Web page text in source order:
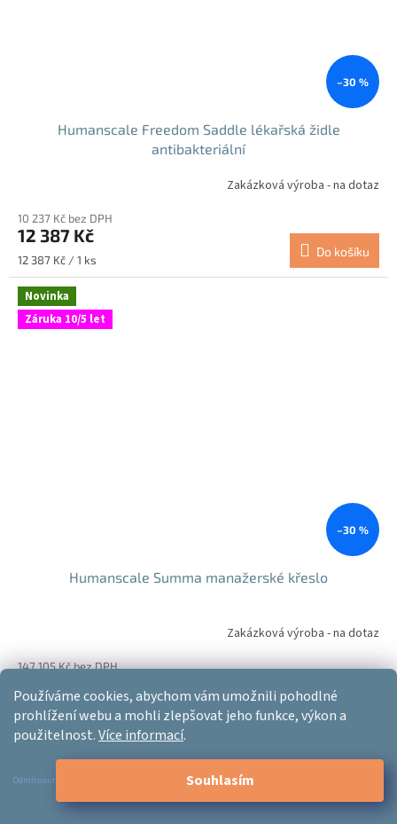
Používáme cookies, abychom vám umožnili pohodlné
prohlížení webu a mohli zlepšovat jeho funkce, výkon a
použitelnost.Více informací.
Odmítnout Souhlasím
–30 %
Humanscale Freedom Saddle lékařská židle
antibakteriální
Zakázková výroba - na dotaz
10 237 Kč bez DPH
12 387 Kč
Měrná
cena:
12 387 Kč / 1 ks
Do košíku
Novinka
Záruka 10/5 let
–30 %
Humanscale Summa manažerské křeslo
Zakázková výroba - na dotaz
147 105 Kč bez DPH
Měrná
cena:
177 997 Kč / 1 ks
Do košíku
Novinka
Záruka 10/5 let